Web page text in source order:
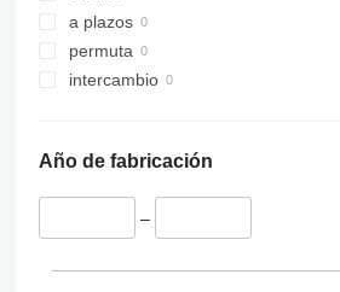
a plazos
permuta
intercambio
Año de fabricación
–